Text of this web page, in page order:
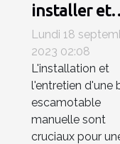
installer et
entretenir
borne
escamotable
manuelle
la gestion du
trafic ?
Lundi 18
2023 02:08
L'installation et
l'entretien d'une
escamotable
manuelle sont
cruciaux pour